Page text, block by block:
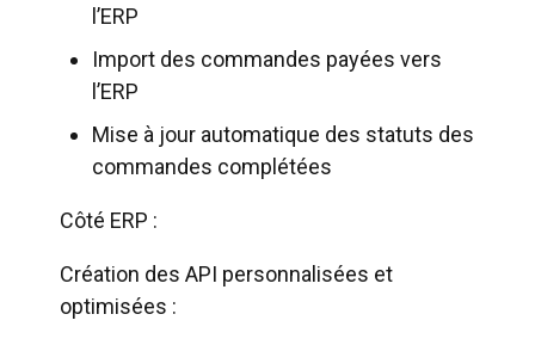
l’ERP
Import des commandes payées vers
l’ERP
Mise à jour automatique des statuts des
commandes complétées
Côté ERP :
Création des API personnalisées et
optimisées :